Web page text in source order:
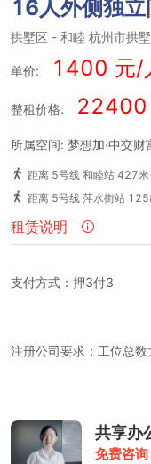
16人外侧独立
拱墅区 - 和睦 杭州市拱
单价: 1400 元/
整租价格: 22400
所属空间: 梦想加·中交财
距离 5号线 和睦站 427
距离 5号线 萍水街站
租赁说明
支付方式：押3付3
注册公司要求：工位总
租金包含：前台服务、物
网络配置、打印复印、
共享办
免费咨询